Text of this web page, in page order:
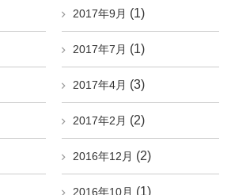
2017年9月 (1)
2017年7月 (1)
2017年4月 (3)
2017年2月 (2)
2016年12月 (2)
2016年10月 (1)